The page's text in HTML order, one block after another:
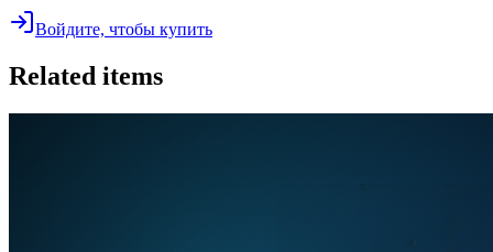
Войдите, чтобы купить
Related items